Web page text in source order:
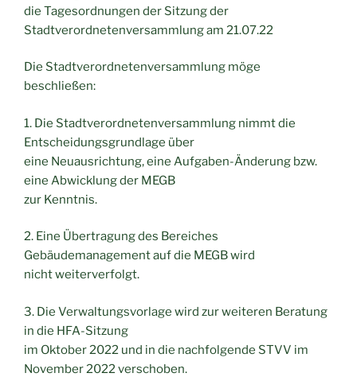
die Tagesordnungen der Sitzung der
Stadtverordnetenversammlung am 21.07.22
Die Stadtverordnetenversammlung möge
beschließen:
1. Die Stadtverordnetenversammlung nimmt die
Entscheidungsgrundlage über
eine Neuausrichtung, eine Aufgaben-Änderung bzw.
eine Abwicklung der MEGB
zur Kenntnis.
2. Eine Übertragung des Bereiches
Gebäudemanagement auf die MEGB wird
nicht weiterverfolgt.
3. Die Verwaltungsvorlage wird zur weiteren Beratung
in die HFA-Sitzung
im Oktober 2022 und in die nachfolgende STVV im
November 2022 verschoben.